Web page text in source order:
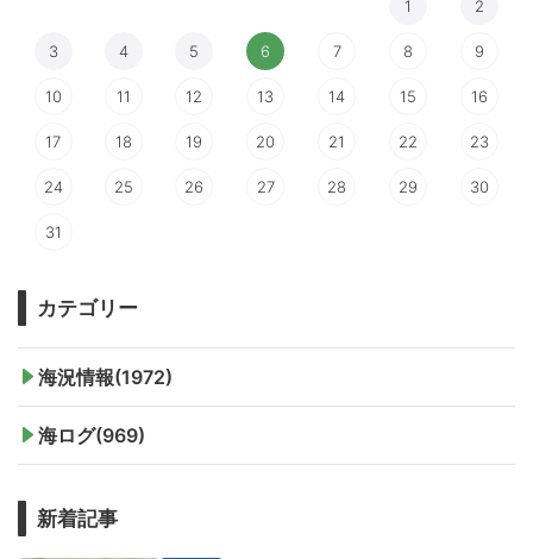
1 2
3 4 5 6 7 8 9
10 11 12 13 14 15 16
17 18 19 20 21 22 23
24 25 26 27 28 29 30
31
カテゴリー
海況情報(1972)
海ログ(969)
新着記事